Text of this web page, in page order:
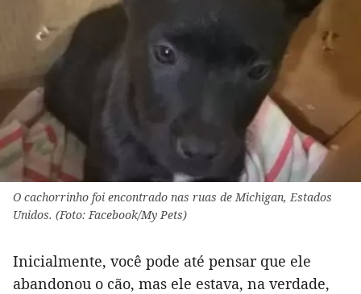
O cachorrinho foi encontrado nas ruas de Michigan, Estados
Unidos. (Foto: Facebook/My Pets)
Inicialmente, você pode até pensar que ele
abandonou o cão, mas ele estava, na verdade,